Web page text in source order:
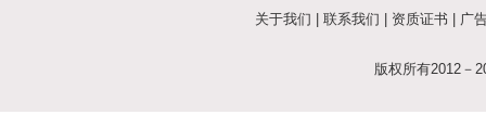
关于我们 联系我们 资质证书 广
版权所有2012－